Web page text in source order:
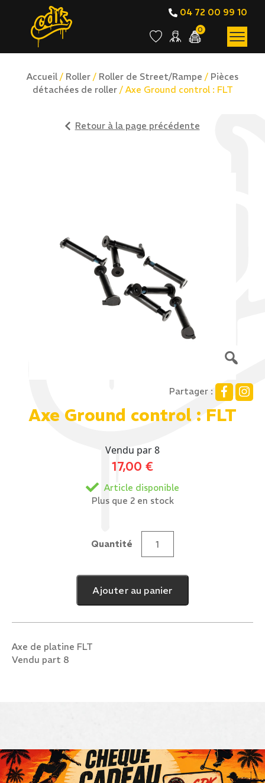
04 72 00 99 10
0
Accueil / Roller / Roller de Street/Rampe / Pièces
détachées de roller/ Axe Ground control : FLT
Retour à la page précédente
Partager :
Axe Ground control : FLT
Vendu par 8
17,00 €
Article disponible
Plus que 2 en stock
Quantitéquantité
Axe
Ground
control
:
Ajouter au panier
Axe de platine FLT
Vendu part 8